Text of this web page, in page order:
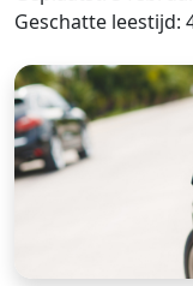
Geschatte leestijd: